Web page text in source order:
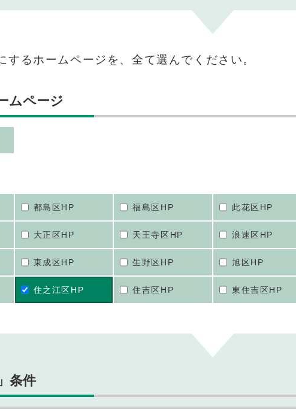
するホームページを、全て選んでください。
ムページ
都島区HP 福島区HP 此花区HP
大正区HP 天王寺区HP 浪速区HP
東成区HP 生野区HP 旭区HP
住之江区HP 住吉区HP 東住吉区HP
条件